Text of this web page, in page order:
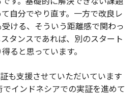
自分でやり直す。一方で改良レ
ける、そういう距離感で関わっ
タンスであれば、別のスタート
ると思っています。
も支援させていただいています
インドネシアでの実証を進めて